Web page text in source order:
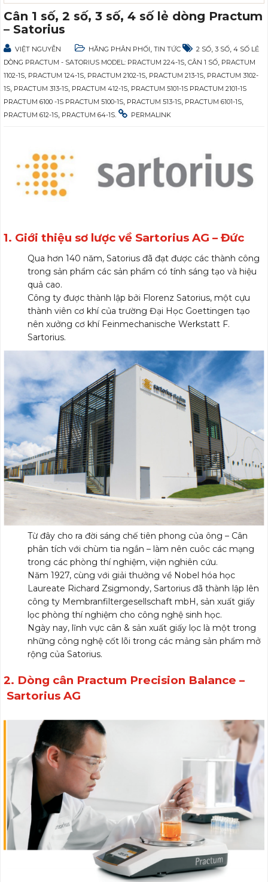
Cân 1 số, 2 số, 3 số, 4 số lẻ dòng Practum
– Satorius
VIỆT NGUYỄN HÃNG PHÂN PHỐI TIN TỨC 2 SỐ 3 SỐ 4 SỐ LẺ
DÒNG PRACTUM - SATORIUS MODEL: PRACTUM 224-1S CÂN 1 SỐ PRACTUM
1102-1S PRACTUM 124-1S PRACTUM 2102-1S PRACTUM 213-1S PRACTUM 3102-
1S PRACTUM 313-1S PRACTUM 412-1S PRACTUM 5101-1S PRACTUM 2101-1S
PRACTUM 6100 -1S PRACTUM 5100-1S PRACTUM 513-1S PRACTUM 6101-1S
PRACTUM 612-1S PRACTUM 64-1S PERMALINK
1. Giới thiệu sơ lược về Sartorius AG – Đức
Qua hơn 140 năm, Satorius đã đạt được các thành công
trong sản phẩm các sản phẩm có tính sáng tạo và hiệu
quả cao.
Công ty được thành lập bởi Florenz Satorius, một cựu
thành viên cơ khí của trường Đại Học Goettingen tạo
nên xưởng cơ khí Feinmechanische Werkstatt F.
Sartorius.
Từ đây cho ra đời sáng chế tiên phong của ông – Cân
phân tích với chùm tia ngắn – làm nên cuôc các mạng
trong các phòng thí nghiệm, viện nghiên cứu.
Năm 1927, cùng với giải thưởng về Nobel hóa học
Laureate Richard Zsigmondy, Sartorius đã thành lập lên
công ty Membranfiltergesellschaft mbH, sản xuất giấy
lọc phòng thí nghiệm cho công nghệ sinh học.
Ngày nay, lĩnh vực cân & sản xuất giấy lọc là một trong
những công nghệ cốt lõi trong các mảng sản phẩm mở
rộng của Satorius.
2. Dòng cân Practum Precision Balance –
Sartorius AG